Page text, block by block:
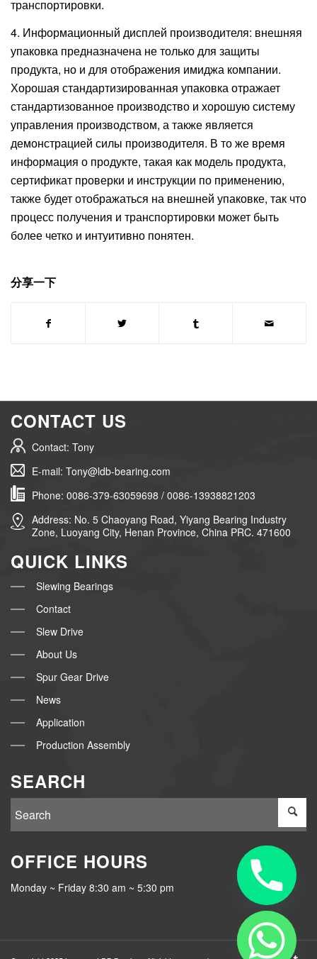
транспортировки.
4. Информационный дисплей производителя: внешняя
упаковка предназначена не только для защиты
продукта, но и для отображения имиджа компании.
Хорошая стандартизированная упаковка отражает
стандартизованное производство и хорошую систему
управления производством, а также является
демонстрацией силы производителя. В то же время
информация о продукте, такая как модель продукта,
сертификат проверки и инструкции по применению,
также будет отображаться на внешней упаковке, так что
процесс получения и транспортировки может быть
более четко и интуитивно понятен.
分享一下
CONTACT US
Contact: Tony
E-mail: Tony@ldb-bearing.com
Phone: 0086-379-63059698 / 0086-13938821203
Address: No. 5 Chaoyang Road, Yiyang Bearing Industry
Zone, Luoyang City, Henan Province, China PRC. 471600
QUICK LINKS
Slewing Bearings
Contact
Slew Drive
About Us
Spur Gear Drive
News
Application
Production Assembly
SEARCH
OFFICE HOURS
Monday ~ Friday 8:30 am ~ 5:30 pm